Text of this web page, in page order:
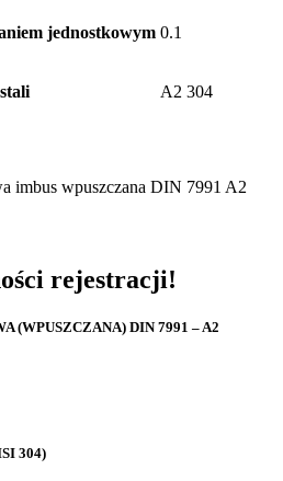
jednostkowym 0.1
A2 304
imbus wpuszczana DIN 7991 A2
rejestracji!
(WPUSZCZANA) DIN 7991 – A2
304)